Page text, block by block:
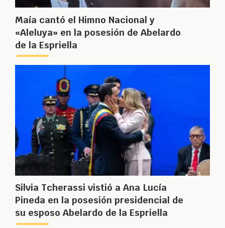
Maía cantó el Himno Nacional y
«Aleluya» en la posesión de Abelardo
de la Espriella
Silvia Tcherassi vistió a Ana Lucía
Pineda en la posesión presidencial de
su esposo Abelardo de la Espriella